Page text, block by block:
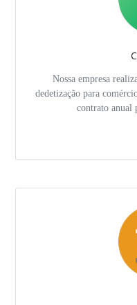
Nossa empresa
dedetização para
contrato anual